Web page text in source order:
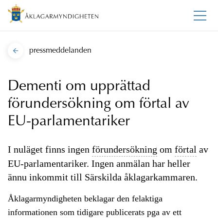
pressmeddelanden
Dementi om upprättad
förundersökning om förtal av
EU-parlamentariker
I nuläget finns ingen förundersökning om förtal av
EU-parlamentariker. Ingen anmälan har heller
ännu inkommit till Särskilda åklagarkammaren.
Åklagarmyndigheten beklagar den felaktiga
informationen som tidigare publicerats pga av ett